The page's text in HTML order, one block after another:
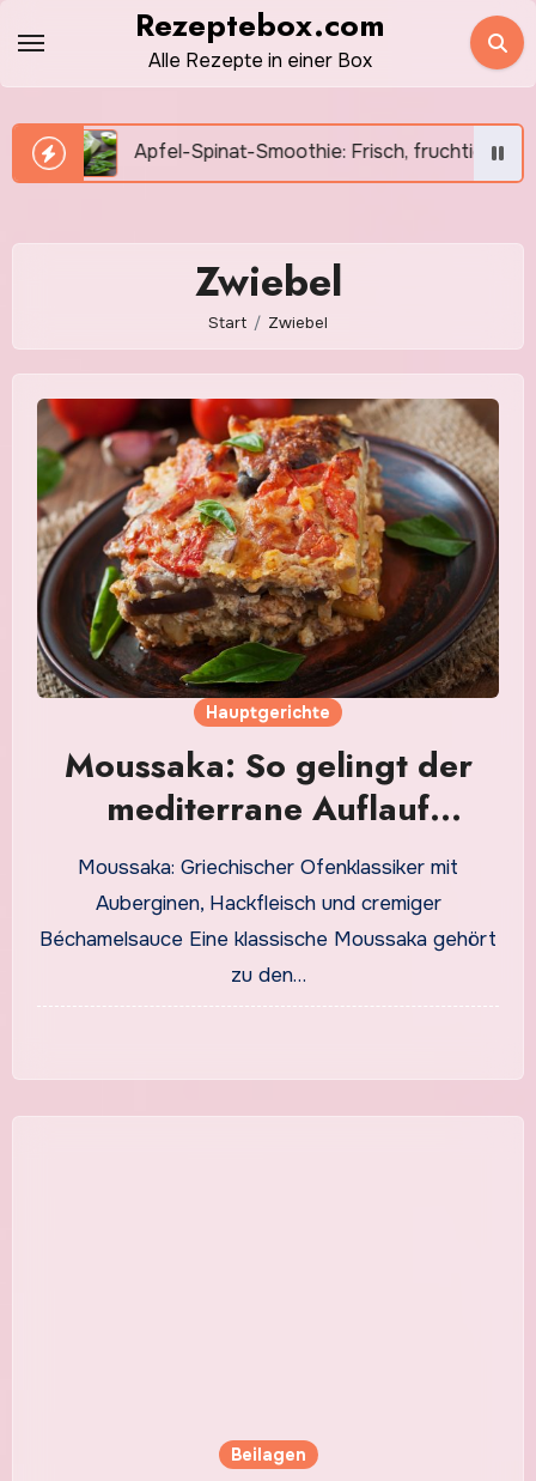
Inhalt
springen
Rezeptebox.com
Alle Rezepte in einer Box
Apfel-Spinat-Smoothie: Frisch, fruchtig und in wenigen
Zwiebel
Start Zwiebel
Hauptgerichte
Moussaka: So gelingt der
mediterrane Auflauf
besonders saftig und
aromatisch
Moussaka: Griechischer Ofenklassiker mit
Auberginen, Hackfleisch und cremiger
Béchamelsauce Eine klassische Moussaka gehört
zu den…
Beilagen